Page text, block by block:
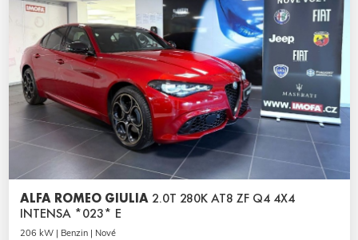
ALFA ROMEO GIULIA 2.0T 280K AT8 ZF Q4 4X4
INTENSA *023* E
206 kW | Benzin | Nové